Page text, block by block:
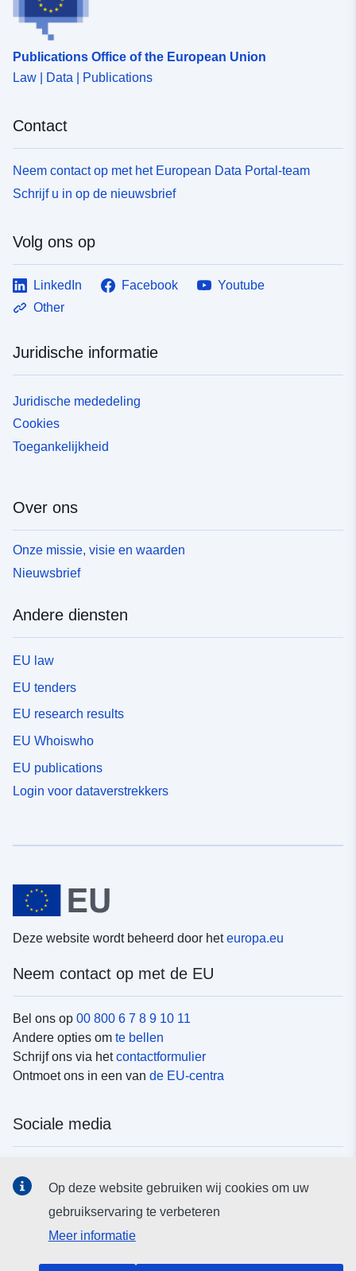
Publications Office of the European Union
Law | Data | Publications
Contact
Neem contact op met het European Data Portal-team
Schrijf u in op de nieuwsbrief
Volg ons op
LinkedIn Facebook
Youtube
Other
Juridische informatie
Juridische mededeling
Cookies
Toegankelijkheid
Over ons
Onze missie, visie en waarden
Nieuwsbrief
Andere diensten
EU law
EU tenders
EU research results
EU Whoiswho
EU publications
Login voor dataverstrekkers
Deze website wordt beheerd door heteuropa.eu
Neem contact op met de EU
Bel ons op 00 800 6 7 8 9 10 11
Andere opties om te bellen
Schrijf ons via hetcontactformulier
Ontmoet ons in een van de EU-centra
Sociale media
EU-instellingen en -organen
Op deze website gebruiken wij cookies om uw
gebruikservaring te verbeteren
Meer informatie